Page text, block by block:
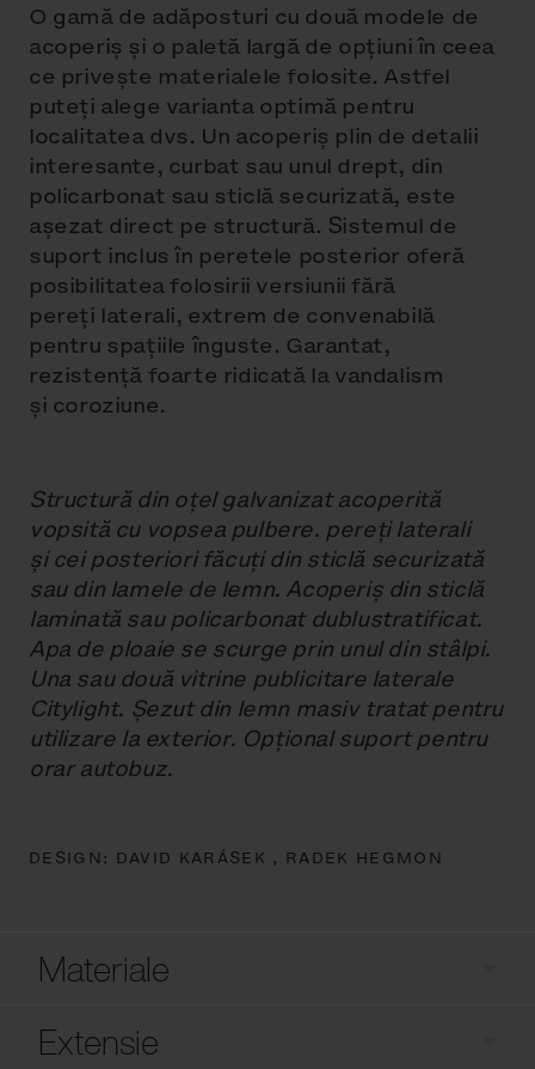
O gamă de adăposturi cu două modele de
acoperiș și o paletă largă de opțiuni în ceea
ce privește materialele folosite. Astfel
puteți alege varianta optimă pentru
localitatea dvs. Un acoperiș plin de detalii
interesante, curbat sau unul drept, din
policarbonat sau sticlă securizată, este
așezat direct pe structură. Sistemul de
suport inclus în peretele posterior oferă
posibilitatea folosirii versiunii fără
pereți laterali, extrem de convenabilă
pentru spațiile înguste. Garantat,
rezistență foarte ridicată la vandalism
și coroziune.
Structură din oțel galvanizat acoperită
vopsită cu vopsea pulbere. pereți laterali
și cei posteriori făcuți din sticlă securizată
sau din lamele de lemn. Acoperiș din sticlă
laminată sau policarbonat dublustratificat.
Apa de ploaie se scurge prin unul din stâlpi.
Una sau două vitrine publicitare laterale
Citylight. Șezut din lemn masiv tratat pentru
utilizare la exterior. Opțional suport pentru
orar autobuz.
DESIGN: DAVID KARÁSEK , RADEK HEGMON
Materiale
Extensie